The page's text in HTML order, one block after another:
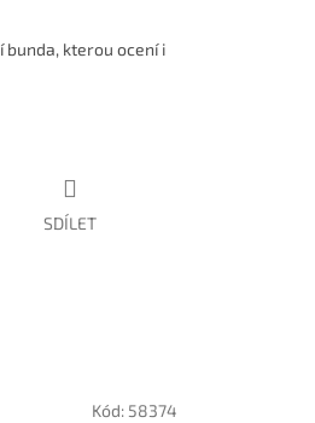
bunda, kterou ocení i
SDÍLET
Kód: 58374